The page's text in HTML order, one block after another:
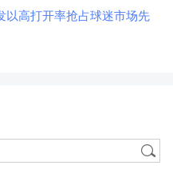
以高打开率抢占球迷市场先